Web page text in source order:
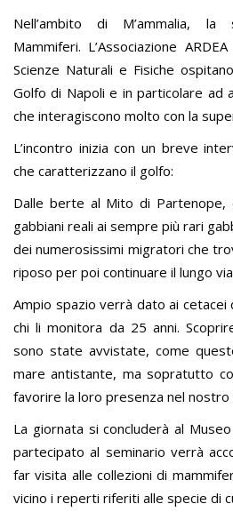
Nell’ambito di M’ammalia,
Mammiferi. L’Associazione
Scienze Naturali e Fisiche
Golfo di Napoli e in particolare ad
che interagiscono molto con la
L’incontro inizia con un breve
che caratterizzano il golfo:
Dalle berte al Mito di Partenope,
gabbiani reali ai sempre più rari
dei numerosissimi migratori che
riposo per poi continuare il lungo
Ampio spazio verrà dato ai
chi li monitora da 25 anni.
sono state avvistate, come
mare antistante, ma sopratutto
favorire la loro presenza nel nostro
La giornata si concluderà al
partecipato al seminario verrà
far visita alle collezioni di
vicino i reperti riferiti alle specie di